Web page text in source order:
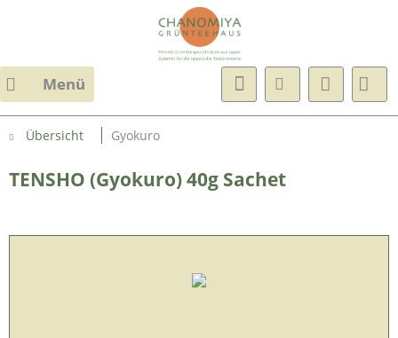
Menü
Übersicht Gyokuro
TENSHO (Gyokuro) 40g Sachet